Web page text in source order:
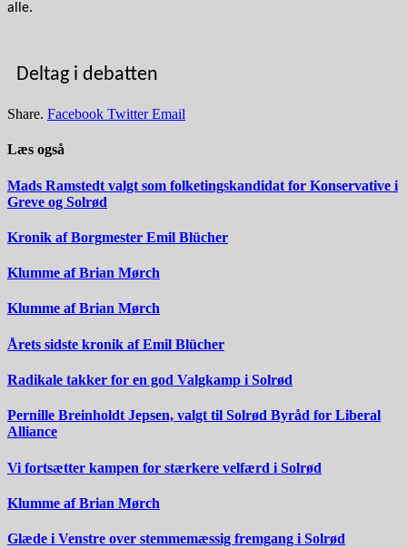
alle.
Deltag i debatten
Share. Facebook Twitter Email
Læs også
Mads Ramstedt valgt som folketingskandidat for Konservative i
Greve og Solrød
Kronik af Borgmester Emil Blücher
Klumme af Brian Mørch
Klumme af Brian Mørch
Årets sidste kronik af Emil Blücher
Radikale takker for en god Valgkamp i Solrød
Pernille Breinholdt Jepsen, valgt til Solrød Byråd for Liberal
Alliance
Vi fortsætter kampen for stærkere velfærd i Solrød
Klumme af Brian Mørch
Glæde i Venstre over stemmemæssig fremgang i Solrød